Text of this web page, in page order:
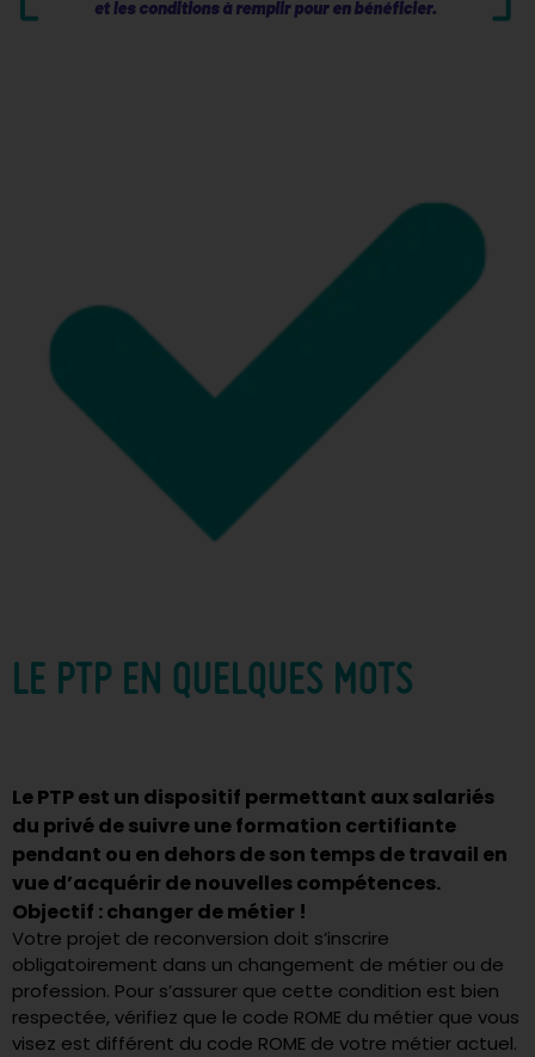
LE PTP EN QUELQUES MOTS
Le PTP est un dispositif permettant aux salariés
du privé de suivre une formation certifiante
pendant ou en dehors de son temps de travail en
vue d’acquérir de nouvelles compétences.
Objectif : changer de métier !
Votre projet de reconversion doit s’inscrire
obligatoirement dans un changement de métier ou de
profession. Pour s’assurer que cette condition est bien
respectée, vérifiez que le code ROME du métier que vous
visez est différent du code ROME de votre métier actuel.